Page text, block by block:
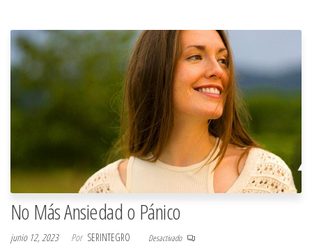
No Más Ansiedad o Pánico
junio 12, 2023 Por SERINTEGRO Desactivado